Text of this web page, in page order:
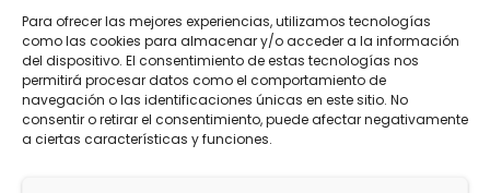
Para ofrecer las mejores experiencias, utilizamos tecnologías
como las cookies para almacenar y/o acceder a la información
del dispositivo. El consentimiento de estas tecnologías nos
permitirá procesar datos como el comportamiento de
navegación o las identificaciones únicas en este sitio. No
consentir o retirar el consentimiento, puede afectar negativamente
a ciertas características y funciones.
Efectos 3D con Gifs animados
El Rey Abdica
Las 30 Leyes sexuales más absurdas del mundo
Las leyes de Murphy
Lost: Curiosidades
Más información sobre las cookies